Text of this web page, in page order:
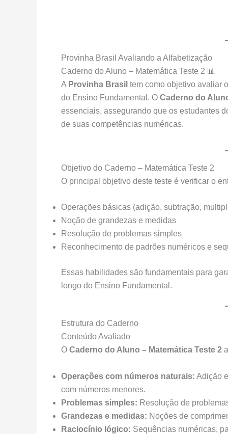
Provinha Brasil Avaliando a Alfabetização
Caderno do Aluno – Matemática Teste 2 📊
A Provinha Brasil tem como objetivo avaliar
do Ensino Fundamental. O Caderno do
essenciais, assegurando que os estudantes
de suas competências numéricas.
Objetivo do Caderno – Matemática Teste 2
O principal objetivo deste teste é verificar o
Operações básicas (adição, subtração,
Noção de grandezas e medidas
Resolução de problemas simples
Reconhecimento de padrões numéricos e
Essas habilidades são fundamentais para
longo do Ensino Fundamental.
Estrutura do Caderno
Conteúdo Avaliado
O Caderno do Aluno – Matemática Teste 2
Operações com números naturais: Adição
com números menores.
Problemas simples: Resolução de
Grandezas e medidas: Noções de
Raciocínio lógico: Sequências numéricas,